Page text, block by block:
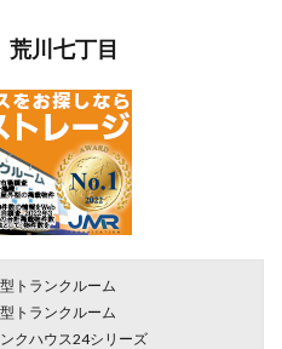
川七丁目
トランクルーム
トランクルーム
ンクハウス24シリーズ